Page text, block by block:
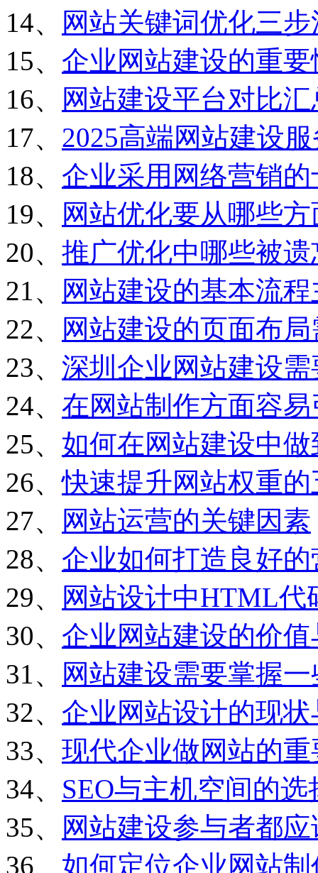
14、
网站关键词优化三步
15、 企业网站建设的重要
16、
网站建设平台对比汇
17、 2025高端网站建设
18、 企业采用网络营销
19、
网站优化要从哪些
20、 推广优化中哪些被
21、
网站建设的基本流
22、
网站建设的页面布
23、 深圳企业网站建设
24、 在网站制作方面容
25、 如何在网站建设中
26、快速提升网站权重
27、
网站运营的关键因素
28、 企业如何打造良好
29、
网站设计中HTML代
30、 企业网站建设的价
31、
网站建设需要掌握
32、 企业网站设计的现
33、 现代企业做网站的重
34、 SEO与主机空间的选
35、
网站建设参与者都
36、 如何定位企业网站